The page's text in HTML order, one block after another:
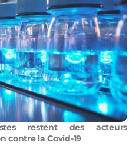
restent des acteurs
contre la Covid-19